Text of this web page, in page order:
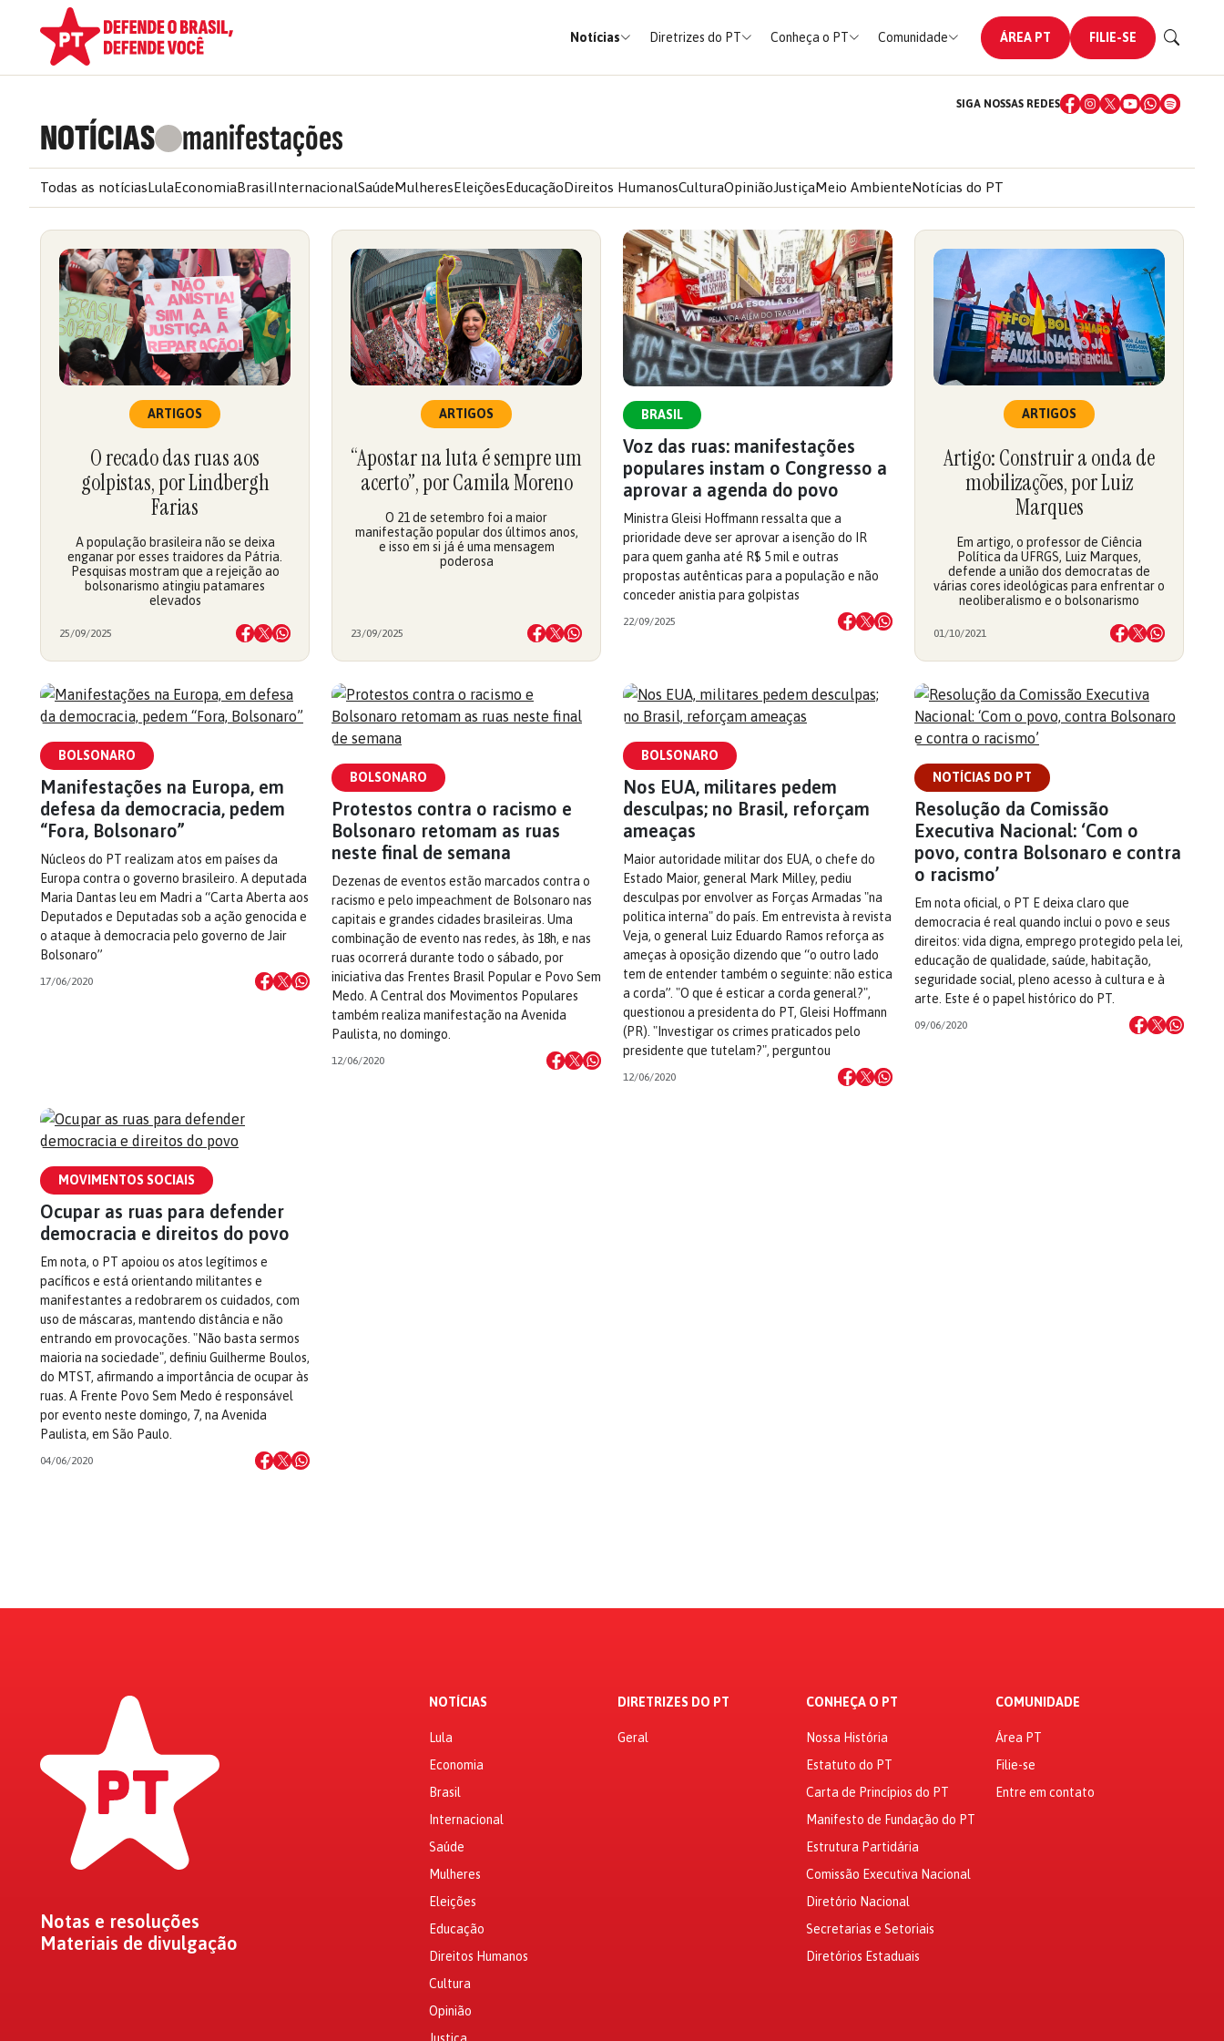
Notícias Diretrizes do PT Conheça o PT Comunidade ÁREA PT FILIE-SE
NOTÍCIAS manifestações
SIGA NOSSAS REDES
Todas as notíciasLulaEconomiaBrasilInternacionalSaúdeMulheresEleiçõesEducaçãoDireitos HumanosCulturaOpiniãoJustiçaMeio AmbienteNotícias do PT
ARTIGOS
O recado das ruas aos
golpistas, por Lindbergh
Farias
A população brasileira não se deixa
enganar por esses traidores da Pátria.
Pesquisas mostram que a rejeição ao
bolsonarismo atingiu patamares
elevados
25/09/2025
ARTIGOS
“Apostar na luta é sempre um
acerto”, por Camila Moreno
O 21 de setembro foi a maior
manifestação popular dos últimos anos,
e isso em si já é uma mensagem
poderosa
23/09/2025
BRASIL
Voz das ruas: manifestações
populares instam o Congresso a
aprovar a agenda do povo
Ministra Gleisi Hoffmann ressalta que a
prioridade deve ser aprovar a isenção do IR
para quem ganha até R$ 5 mil e outras
propostas autênticas para a população e não
conceder anistia para golpistas
22/09/2025
ARTIGOS
Artigo: Construir a onda de
mobilizações, por Luiz
Marques
Em artigo, o professor de Ciência
Política da UFRGS, Luiz Marques,
defende a união dos democratas de
várias cores ideológicas para enfrentar o
neoliberalismo e o bolsonarismo
01/10/2021
BOLSONARO
Manifestações na Europa, em
defesa da democracia, pedem
“Fora, Bolsonaro”
Núcleos do PT realizam atos em países da
Europa contra o governo brasileiro. A deputada
Maria Dantas leu em Madri a “Carta Aberta aos
Deputados e Deputadas sob a ação genocida e
o ataque à democracia pelo governo de Jair
Bolsonaro”
17/06/2020
BOLSONARO
Protestos contra o racismo e
Bolsonaro retomam as ruas
neste final de semana
Dezenas de eventos estão marcados contra o
racismo e pelo impeachment de Bolsonaro nas
capitais e grandes cidades brasileiras. Uma
combinação de evento nas redes, às 18h, e nas
ruas ocorrerá durante todo o sábado, por
iniciativa das Frentes Brasil Popular e Povo Sem
Medo. A Central dos Movimentos Populares
também realiza manifestação na Avenida
Paulista, no domingo.
12/06/2020
BOLSONARO
Nos EUA, militares pedem
desculpas; no Brasil, reforçam
ameaças
Maior autoridade militar dos EUA, o chefe do
Estado Maior, general Mark Milley, pediu
desculpas por envolver as Forças Armadas "na
politica interna" do país. Em entrevista à revista
Veja, o general Luiz Eduardo Ramos reforça as
ameças à oposição dizendo que “o outro lado
tem de entender também o seguinte: não estica
a corda”. "O que é esticar a corda general?",
questionou a presidenta do PT, Gleisi Hoffmann
(PR). "Investigar os crimes praticados pelo
presidente que tutelam?", perguntou
12/06/2020
NOTÍCIAS DO PT
Resolução da Comissão
Executiva Nacional: ‘Com o
povo, contra Bolsonaro e contra
o racismo’
Em nota oficial, o PT E deixa claro que
democracia é real quando inclui o povo e seus
direitos: vida digna, emprego protegido pela lei,
educação de qualidade, saúde, habitação,
seguridade social, pleno acesso à cultura e à
arte. Este é o papel histórico do PT.
09/06/2020
MOVIMENTOS SOCIAIS
Ocupar as ruas para defender
democracia e direitos do povo
Em nota, o PT apoiou os atos legítimos e
pacíficos e está orientando militantes e
manifestantes a redobrarem os cuidados, com
uso de máscaras, mantendo distância e não
entrando em provocações. "Não basta sermos
maioria na sociedade", definiu Guilherme Boulos,
do MTST, afirmando a importância de ocupar às
ruas. A Frente Povo Sem Medo é responsável
por evento neste domingo, 7, na Avenida
Paulista, em São Paulo.
04/06/2020
Notas e resoluções
Materiais de divulgação
NOTÍCIAS
Lula
Economia
Brasil
Internacional
Saúde
Mulheres
Eleições
Educação
Direitos Humanos
Cultura
Opinião
DIRETRIZES DO PT
Geral
CONHEÇA O PT
Nossa História
Estatuto do PT
Carta de Princípios do PT
Manifesto de Fundação do PT
Estrutura Partidária
Comissão Executiva Nacional
Diretório Nacional
Secretarias e Setoriais
Diretórios Estaduais
COMUNIDADE
Área PT
Filie-se
Entre em contato